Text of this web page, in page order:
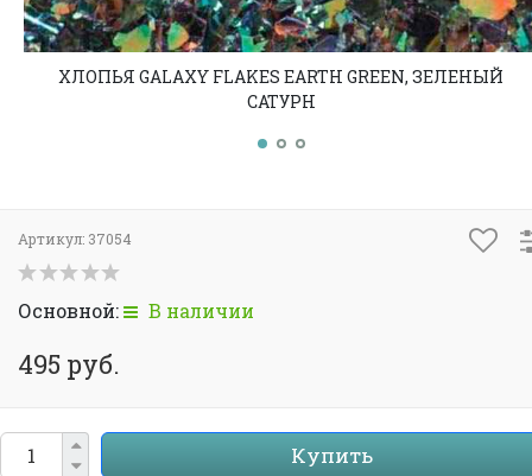
ХЛОПЬЯ GALAXY FLAKES EARTH GREEN, ЗЕЛЕНЫЙ
САТУРН
Артикул: 37054
Основной: В наличии
495 руб.
Купить